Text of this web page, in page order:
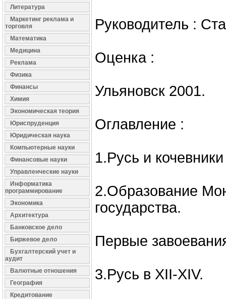
Литература
Маркетинг реклама и
торговля
Математика
Медицина
Реклама
Физика
Финансы
Химия
Экономическая теория
Юриспруденция
Юридическая наука
Компьютерные науки
Финансовые науки
Управленческие науки
Информатика
программирование
Экономика
Архитектура
Банковское дело
Биржевое дело
Бухгалтерский учет и
аудит
Валютные отношения
География
Кредитование
Руководитель :
Оценка :
Ульяновск 2001.
Оглавление :
1.Русь и
2.Образование
государства.
Первые
3.Русь в XII-XIV.